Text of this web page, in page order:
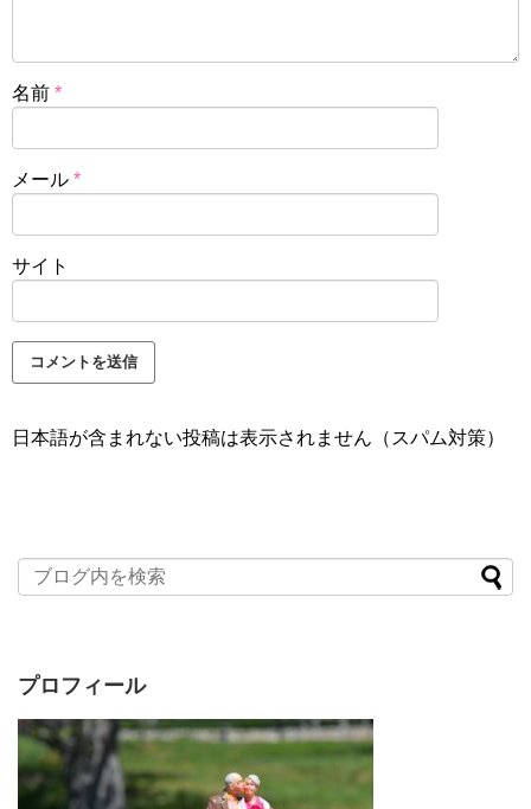
名前 *
メール *
サイト
日本語が含まれない投稿は表示されません（スパム対策）
プロフィール